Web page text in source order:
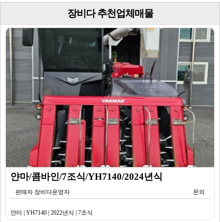
장비다 추천업체매물
얀마/콤바인/7조식/YH7140/2024년식
판매자 장비다운영자 문의
얀마 | YH7140 | 2022년식 | 7조식